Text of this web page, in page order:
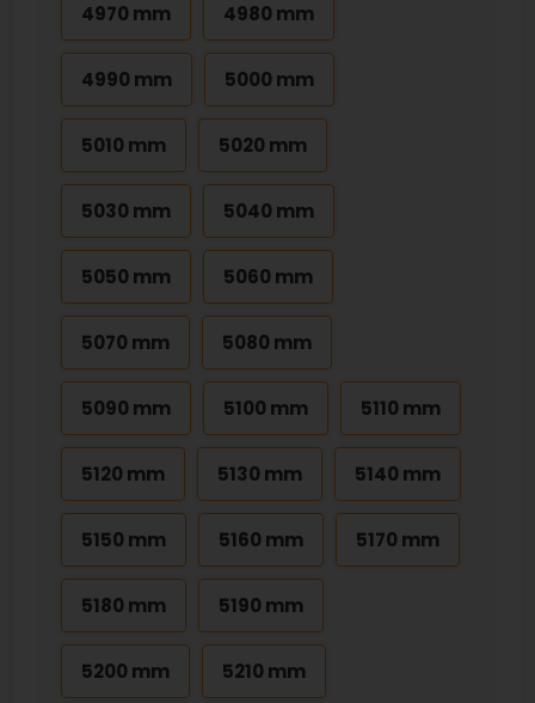
4970 mm 4980 mm
4990 mm 5000 mm
5010 mm 5020 mm
5030 mm 5040 mm
5050 mm 5060 mm
5070 mm 5080 mm
5090 mm 5100 mm 5110 mm
5120 mm 5130 mm 5140 mm
5150 mm 5160 mm 5170 mm
5180 mm 5190 mm
5200 mm 5210 mm